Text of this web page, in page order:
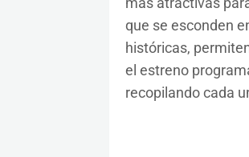
que se esconden
históricas,
el estreno
recopilando cada